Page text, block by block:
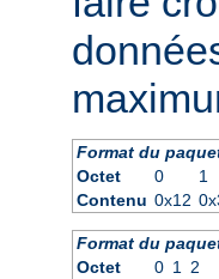
Format du
Octet
0 1
Contenu 0x12
Format du
Octet
0 1 2